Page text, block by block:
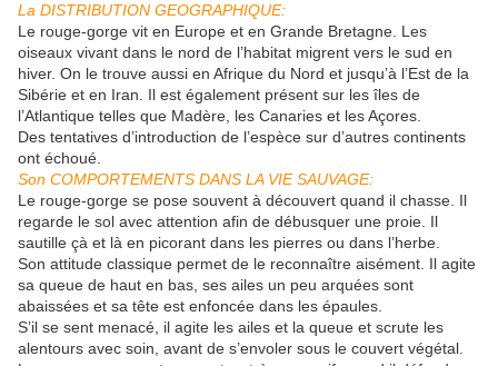
La DISTRIBUTION GEOGRAPHIQUE:
Le rouge-gorge vit en Europe et en Grande Bretagne. Les
oiseaux vivant dans le nord de l’habitat migrent vers le sud en
hiver. On le trouve aussi en Afrique du Nord et jusqu’à l’Est de la
Sibérie et en Iran. Il est également présent sur les îles de
l’Atlantique telles que Madère, les Canaries et les Açores.
Des tentatives d’introduction de l’espèce sur d’autres continents
ont échoué.
Son COMPORTEMENTS DANS LA VIE SAUVAGE:
Le rouge-gorge se pose souvent à découvert quand il chasse. Il
regarde le sol avec attention afin de débusquer une proie. Il
sautille çà et là en picorant dans les pierres ou dans l’herbe.
Son attitude classique permet de le reconnaître aisément. Il agite
sa queue de haut en bas, ses ailes un peu arquées sont
abaissées et sa tête est enfoncée dans les épaules.
S’il se sent menacé, il agite les ailes et la queue et scrute les
alentours avec soin, avant de s’envoler sous le couvert végétal.